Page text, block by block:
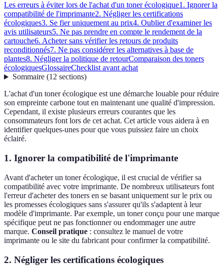
Les erreurs à éviter lors de l'achat d'un toner écologique1. Ignorer la
compatibilité de l'imprimante2. Négliger les certifications
écologiques3. Se fier uniquement au prix4. Oublier d'examiner les
avis utilisateurs5. Ne pas prendre en compte le rendement de la
cartouche6. Acheter sans vérifier les retours de produits
reconditionnés7. Ne pas considérer les alternatives à base de
plantes8. Négliger la politique de retourComparaison des toners
écologiquesGlossaireChecklist avant achat
Sommaire(12 sections)
L'achat d'un toner écologique est une démarche louable pour réduire
son empreinte carbone tout en maintenant une qualité d'impression.
Cependant, il existe plusieurs erreurs courantes que les
consommateurs font lors de cet achat. Cet article vous aidera à en
identifier quelques-unes pour que vous puissiez faire un choix
éclairé.
1. Ignorer la compatibilité de l'imprimante
Avant d'acheter un toner écologique, il est crucial de vérifier sa
compatibilité avec votre imprimante. De nombreux utilisateurs font
l'erreur d'acheter des toners en se basant uniquement sur le prix ou
les promesses écologiques sans s'assurer qu'ils s'adaptent à leur
modèle d'imprimante. Par exemple, un toner conçu pour une marque
spécifique peut ne pas fonctionner ou endommager une autre
marque. Conseil pratique : consultez le manuel de votre
imprimante ou le site du fabricant pour confirmer la compatibilité.
2. Négliger les certifications écologiques